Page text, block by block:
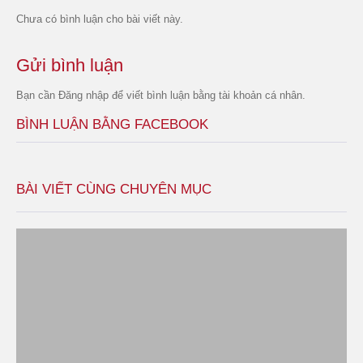
Chưa có bình luận cho bài viết này.
Gửi bình luận
Bạn cần Đăng nhập để viết bình luận bằng tài khoản cá nhân.
BÌNH LUẬN BẰNG FACEBOOK
BÀI VIẾT CÙNG CHUYÊN MỤC